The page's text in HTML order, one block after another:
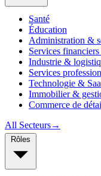
Santé
Éducation
Administration &
Services
Industrie &
Services
Technologie &
Immobilier &
Commerce de
All Secteurs→